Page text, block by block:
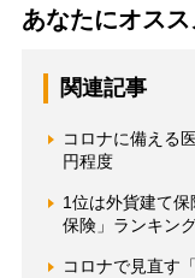
あなたにオスス
関連記事
コロナに備える
円程度
1位は外貨建て
保険」ランキン
コロナで見直す